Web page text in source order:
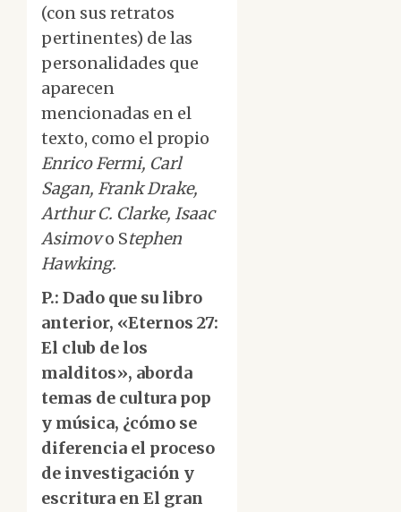
(con sus retratos
pertinentes) de las
personalidades que
aparecen
mencionadas en el
texto, como el propio
Enrico Fermi, Carl
Sagan, Frank Drake,
Arthur C. Clarke, Isaac
Asimovo Stephen
Hawking.
P.: Dado que su libro
anterior, «Eternos 27:
El club de los
malditos», aborda
temas de cultura pop
y música, ¿cómo se
diferencia el proceso
de investigación y
escritura en El gran